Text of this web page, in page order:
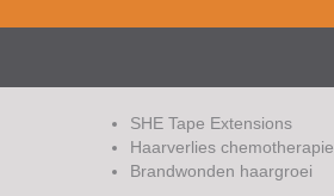
SHE Tape Extensions
Haarverlies chemotherapie
Brandwonden haargroei